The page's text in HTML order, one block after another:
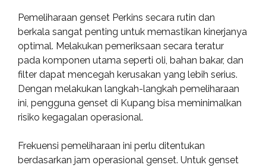
Pemeliharaan genset Perkins secara rutin dan
berkala sangat penting untuk memastikan kinerjanya
optimal. Melakukan pemeriksaan secara teratur
pada komponen utama seperti oli, bahan bakar, dan
filter dapat mencegah kerusakan yang lebih serius.
Dengan melakukan langkah-langkah pemeliharaan
ini, pengguna genset di Kupang bisa meminimalkan
risiko kegagalan operasional.
Frekuensi pemeliharaan ini perlu ditentukan
berdasarkan jam operasional genset. Untuk genset